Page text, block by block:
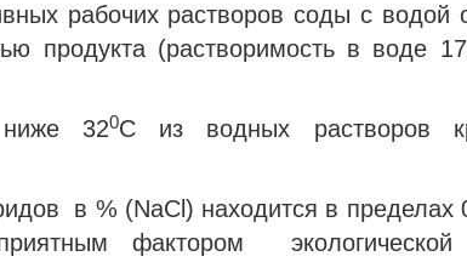
рабочих растворов соды с водой
продукта (растворимость в воде
ниже 320С из водных растворов
в % (NaCl) находится в пределах
фактором экологической